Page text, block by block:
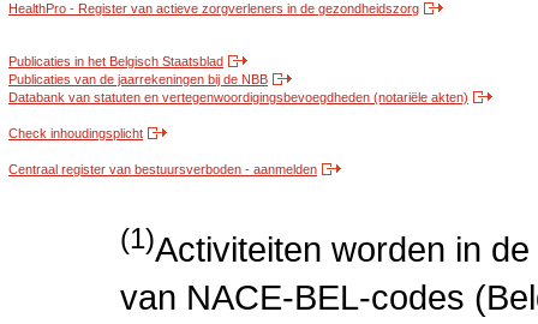
HealthPro - Register van actieve zorgverleners in de gezondheidszorg
Publicaties in het Belgisch Staatsblad
Publicaties van de jaarrekeningen bij de NBB
Databank van statuten en vertegenwoordigingsbevoegdheden (notariële akten)
Check inhoudingsplicht
Centraal register van bestuursverboden - aanmelden
(1)Activiteiten worden in
van NACE-BEL-codes